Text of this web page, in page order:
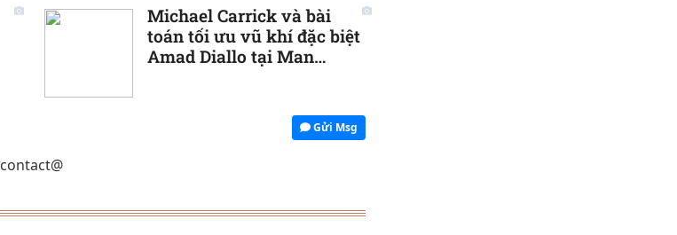
Michael Carrick và bài
toán tối ưu vũ khí đặc biệt
Amad Diallo tại Man
Gửi Msg
contact@